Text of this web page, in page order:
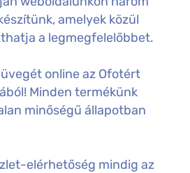
amelyek közül
a legmegfelelőbbet.
online az Ofotért
Minden termékünk
minőségű állapotban
elérhetőség mindig az